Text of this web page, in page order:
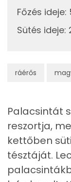
ráérős
Ásványi
Összesen
Szelén
Vas
Foszfor
Főzés ideje:
Sütés ideje:
Palacsintát
reszortja,
kettőben
tésztáját.